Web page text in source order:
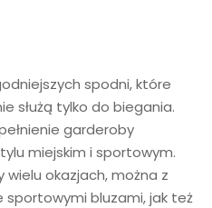
spodni, które
służą tylko do biegania.
garderoby
miejskim i sportowym.
wielu okazjach, można z
sportowymi bluzami, jak też